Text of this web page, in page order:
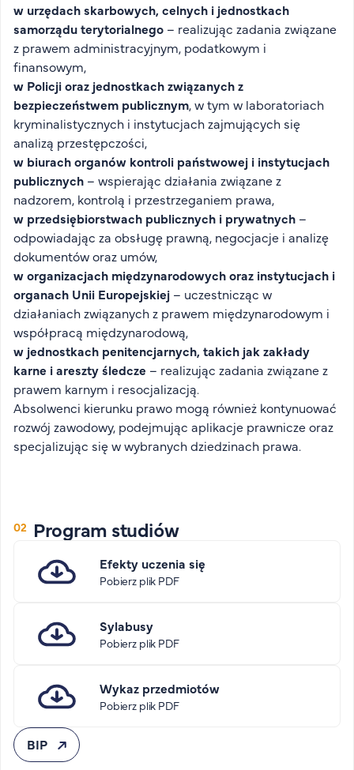
w urzędach skarbowych, celnych i jednostkach
samorządu terytorialnego – realizując zadania związane
z prawem administracyjnym, podatkowym i
finansowym,
w Policji oraz jednostkach związanych z
bezpieczeństwem publicznym, w tym w laboratoriach
kryminalistycznych i instytucjach zajmujących się
analizą przestępczości,
w biurach organów kontroli państwowej i instytucjach
publicznych – wspierając działania związane z
nadzorem, kontrolą i przestrzeganiem prawa,
w przedsiębiorstwach publicznych i prywatnych –
odpowiadając za obsługę prawną, negocjacje i analizę
dokumentów oraz umów,
w organizacjach międzynarodowych oraz instytucjach i
organach Unii Europejskiej – uczestnicząc w
działaniach związanych z prawem międzynarodowym i
współpracą międzynarodową,
w jednostkach penitencjarnych, takich jak zakłady
karne i areszty śledcze – realizując zadania związane z
prawem karnym i resocjalizacją.
Absolwenci kierunku prawo mogą również kontynuować
rozwój zawodowy, podejmując aplikacje prawnicze oraz
specjalizując się w wybranych dziedzinach prawa.
Program studiów
Efekty uczenia się
Pobierz plik PDF
Sylabusy
Pobierz plik PDF
Wykaz przedmiotów
Pobierz plik PDF
BIP